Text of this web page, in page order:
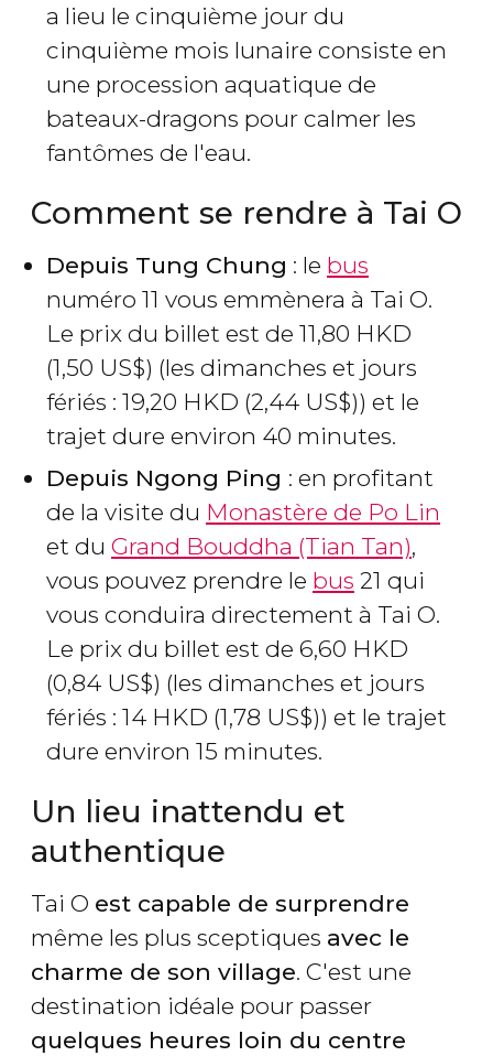
a lieu le cinquième jour du
cinquième mois lunaire consiste en
une procession aquatique de
bateaux-dragons pour calmer les
fantômes de l'eau.
Comment se rendre à Tai O
Depuis Tung Chung : le bus
numéro 11 vous emmènera à Tai O.
Le prix du billet est de 11,80 HKD
(1,50 US$) (les dimanches et jours
fériés : 19,20 HKD (2,44 US$)) et le
trajet dure environ 40 minutes.
Depuis Ngong Ping : en profitant
de la visite du Monastère de Po Lin
et du Grand Bouddha (Tian Tan),
vous pouvez prendre le bus 21 qui
vous conduira directement à Tai O.
Le prix du billet est de 6,60 HKD
(0,84 US$) (les dimanches et jours
fériés : 14 HKD (1,78 US$)) et le trajet
dure environ 15 minutes.
Un lieu inattendu et
authentique
Tai O est capable de surprendre
même les plus sceptiques avec le
charme de son village. C'est une
destination idéale pour passer
quelques heures loin du centre